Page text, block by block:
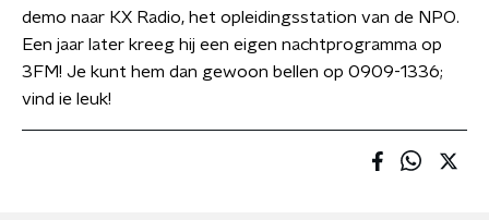
demo naar KX Radio, het opleidingsstation van de NPO.
Een jaar later kreeg hij een eigen nachtprogramma op
3FM! Je kunt hem dan gewoon bellen op 0909-1336;
vind ie leuk!